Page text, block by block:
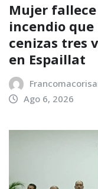
Mujer fallece
incendio que
cenizas tres
en Espaillat
Ago 6, 2026